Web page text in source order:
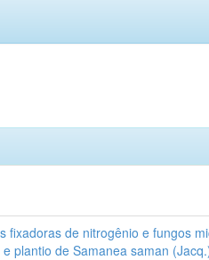
fixadoras de nitrogênio e fungos
plantio de Samanea saman